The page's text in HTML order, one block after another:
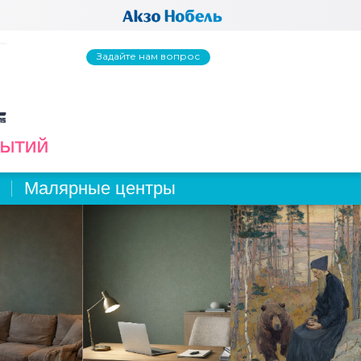
Задайте нам вопрос
Малярные центры